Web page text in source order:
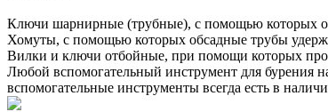
Ключи шарнирные (трубные), с помощью которых
Хомуты, с помощью которых обсадные трубы
Вилки и ключи отбойные, при помощи которых
Любой вспомогательный инструмент для бурения
вспомогательные инструменты всегда есть в